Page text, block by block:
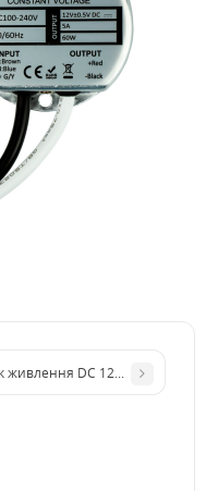
96W (корпусний з вилкою)
живлення DC 12V, 5A- 4PB